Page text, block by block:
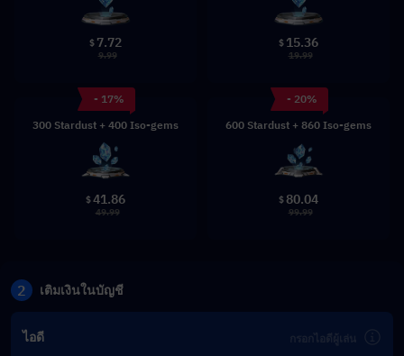
$ 7.72
9.99
$ 15.36
19.99
- 17%
300 Stardust + 400 Iso-gems
$41.86
49.99
- 20%
600 Stardust + 860 Iso-gems
$ 80.04
99.99
2 เติมเงินในบัญชี
ไอดี